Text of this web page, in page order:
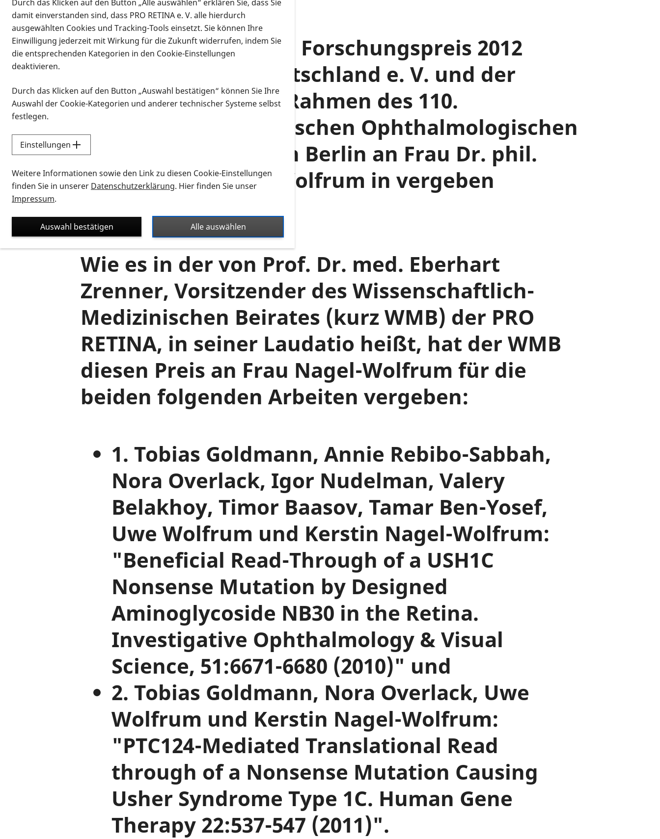
Vorlesen
der
Retinitis Pigmentosa Forschungspreis 2012
der PRO RETINA Deutschland e. V. und der
Retina Suisse ist im Rahmen des 110.
Kongresses der Deutschen Ophthalmologischen
Gesellschaft (DOG) in Berlin an Frau Dr. phil.
nat. Kerstin Nagel-Wolfrum in vergeben
Wie es in der von Prof. Dr. med. Eberhart
Zrenner, Vorsitzender des Wissenschaftlich-
Medizinischen Beirates (kurz WMB) der PRO
RETINA, in seiner Laudatio heißt, hat der WMB
diesen Preis an Frau Nagel-Wolfrum für die
beiden folgenden Arbeiten vergeben:
1. Tobias Goldmann, Annie Rebibo-Sabbah,
Nora Overlack, Igor Nudelman, Valery
Belakhoy, Timor Baasov, Tamar Ben-Yosef,
Uwe Wolfrum und Kerstin Nagel-Wolfrum:
"Beneficial Read-Through of a USH1C
Nonsense Mutation by Designed
Aminoglycoside NB30 in the Retina.
Investigative Ophthalmology & Visual
Science, 51:6671-6680 (2010)" und
2. Tobias Goldmann, Nora Overlack, Uwe
Wolfrum und Kerstin Nagel-Wolfrum:
"PTC124-Mediated Translational Read
through of a Nonsense Mutation Causing
Usher Syndrome Type 1C. Human Gene
Therapy 22:537-547 (2011)".
Durch das Klicken auf den Button „Alle auswählen“ erklären Sie, dass Sie
damit einverstanden sind, dass PRO RETINA e. V. alle hierdurch
ausgewählten Cookies und Tracking-Tools einsetzt. Sie können Ihre
Einwilligung jederzeit mit Wirkung für die Zukunft widerrufen, indem Sie
die entsprechenden Kategorien in den Cookie-Einstellungen
deaktivieren.
Durch das Klicken auf den Button „Auswahl bestätigen“ können Sie Ihre
Auswahl der Cookie-Kategorien und anderer technischer Systeme selbst
festlegen.
Einstellungen
Weitere Informationen sowie den Link zu diesen Cookie-Einstellungen
finden Sie in unserer Datenschutzerklärung. Hier finden Sie unser
Impressum.
Alle auswählen
Auswahl bestätigen